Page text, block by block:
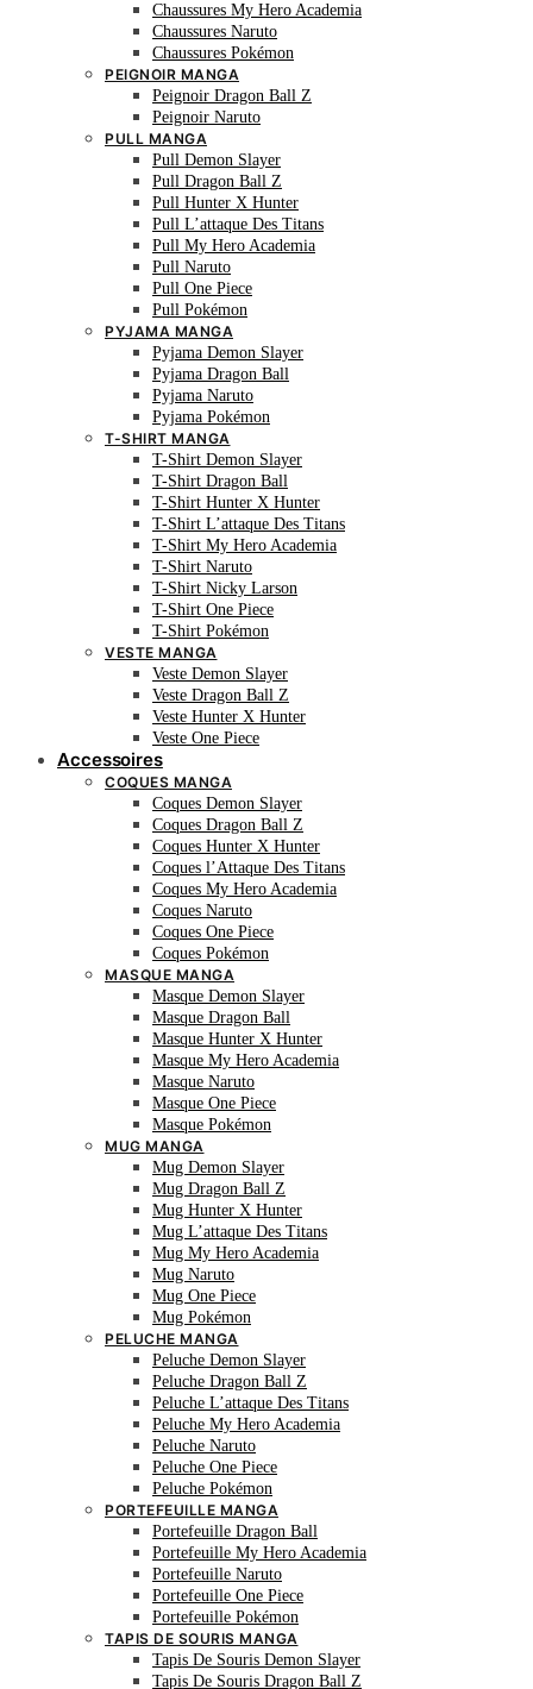
Chaussures My Hero Academia
Chaussures Naruto
Chaussures Pokémon
PEIGNOIR MANGA
Peignoir Dragon Ball Z
Peignoir Naruto
PULL MANGA
Pull Demon Slayer
Pull Dragon Ball Z
Pull Hunter X Hunter
Pull L’attaque Des Titans
Pull My Hero Academia
Pull Naruto
Pull One Piece
Pull Pokémon
PYJAMA MANGA
Pyjama Demon Slayer
Pyjama Dragon Ball
Pyjama Naruto
Pyjama Pokémon
T-SHIRT MANGA
T-Shirt Demon Slayer
T-Shirt Dragon Ball
T-Shirt Hunter X Hunter
T-Shirt L’attaque Des Titans
T-Shirt My Hero Academia
T-Shirt Naruto
T-Shirt Nicky Larson
T-Shirt One Piece
T-Shirt Pokémon
VESTE MANGA
Veste Demon Slayer
Veste Dragon Ball Z
Veste Hunter X Hunter
Veste One Piece
Accessoires
COQUES MANGA
Coques Demon Slayer
Coques Dragon Ball Z
Coques Hunter X Hunter
Coques l’Attaque Des Titans
Coques My Hero Academia
Coques Naruto
Coques One Piece
Coques Pokémon
MASQUE MANGA
Masque Demon Slayer
Masque Dragon Ball
Masque Hunter X Hunter
Masque My Hero Academia
Masque Naruto
Masque One Piece
Masque Pokémon
MUG MANGA
Mug Demon Slayer
Mug Dragon Ball Z
Mug Hunter X Hunter
Mug L’attaque Des Titans
Mug My Hero Academia
Mug Naruto
Mug One Piece
Mug Pokémon
PELUCHE MANGA
Peluche Demon Slayer
Peluche Dragon Ball Z
Peluche L’attaque Des Titans
Peluche My Hero Academia
Peluche Naruto
Peluche One Piece
Peluche Pokémon
PORTEFEUILLE MANGA
Portefeuille Dragon Ball
Portefeuille My Hero Academia
Portefeuille Naruto
Portefeuille One Piece
Portefeuille Pokémon
TAPIS DE SOURIS MANGA
Tapis De Souris Demon Slayer
Tapis De Souris Dragon Ball Z